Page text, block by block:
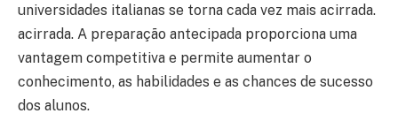
universidades italianas se torna cada vez mais acirrada.
acirrada. A preparação antecipada proporciona uma
vantagem competitiva e permite aumentar o
conhecimento, as habilidades e as chances de sucesso
dos alunos.